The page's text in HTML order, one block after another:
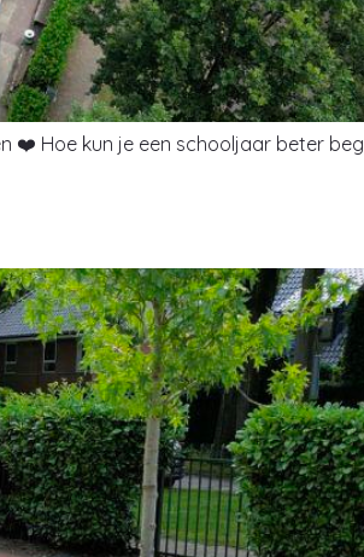
❤️ Hoe kun je een schooljaar beter